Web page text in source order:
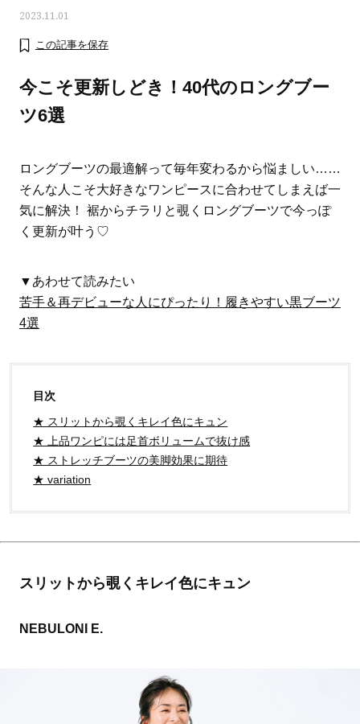
ママとパパに贈る「ジェンダーレ
ス学」
2023.11.01
この記事を保存
今こそ更新しどき！40代のロングブー
ツ6選
ロングブーツの最適解って毎年変わるから悩ましい……
そんな人こそ大好きなワンピースに合わせてしまえば一
気に解決！ 裾からチラリと覗くロングブーツで今っぽ
く更新が叶う♡
▼あわせて読みたい
苦手＆再デビューな人にぴったり！履きやすい黒ブーツ
4選
目次
★ スリットから覗くキレイ色にキュン
★ 上品ワンピには足首ボリュームで抜け感
★ ストレッチブーツの美脚効果に期待
★ variation
スリットから覗くキレイ色にキュン
NEBULONI E.